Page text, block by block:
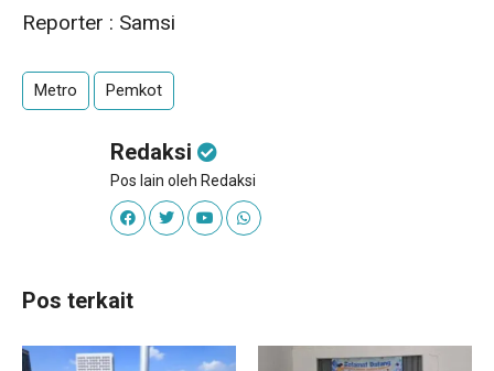
Reporter : Samsi
Metro Pemkot
Redaksi
Pos lain oleh Redaksi
Pos terkait